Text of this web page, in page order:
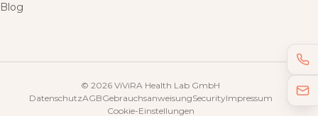
Blog
© 2026 ViViRA Health Lab GmbH
DatenschutzAGBGebrauchsanweisungSecurityImpressum
Cookie-Einstellungen